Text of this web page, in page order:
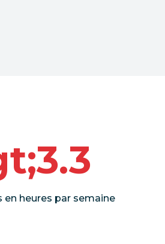
en heures par semaine